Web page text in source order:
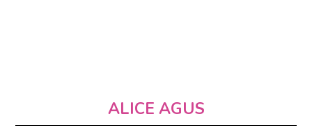
ALICE AGUS